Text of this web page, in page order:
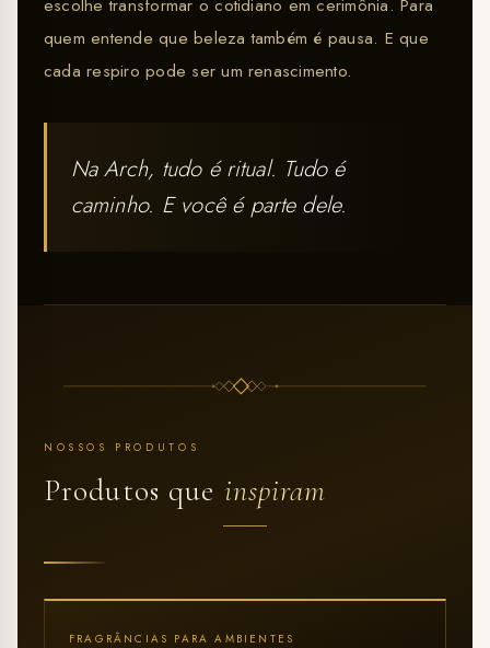
escolhe transformar o cotidiano em cerimônia. Para
quem entende que beleza também é pausa. E que
cada respiro pode ser um renascimento.
Na Arch, tudo é ritual. Tudo é
caminho. E você é parte dele.
NOSSOS PRODUTOS
Produtos que inspiram
FRAGRÂNCIAS PARA AMBIENTES